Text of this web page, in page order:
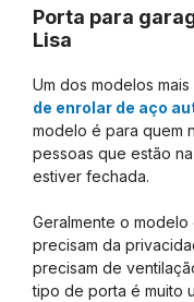
Porta para
Lisa
Um dos modelos
de enrolar de aço
modelo é para quem
pessoas que estão
estiver fechada.
Geralmente o
precisam da
precisam de
tipo de porta é muito